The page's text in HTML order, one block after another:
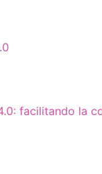
facilitando la